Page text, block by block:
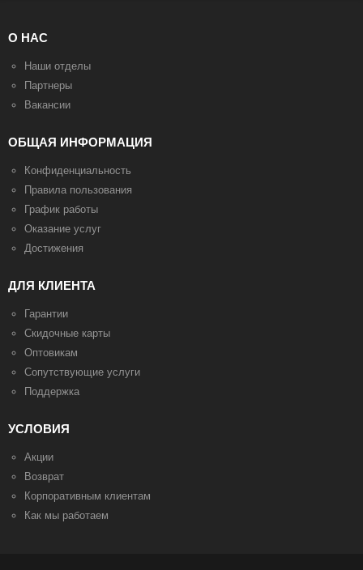
О НАС
Наши отделы
Партнеры
Вакансии
ОБЩАЯ ИНФОРМАЦИЯ
Конфиденциальность
Правила пользования
График работы
Оказание услуг
Достижения
ДЛЯ КЛИЕНТА
Гарантии
Скидочные карты
Оптовикам
Сопутствующие услуги
Поддержка
УСЛОВИЯ
Акции
Возврат
Корпоративным клиентам
Как мы работаем